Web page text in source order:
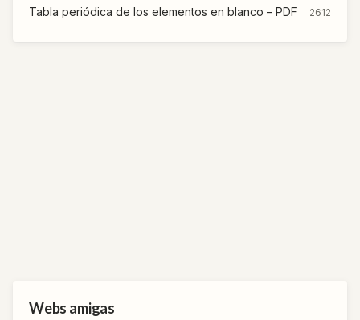
Tabla periódica de los elementos en blanco – PDF 2612
Webs amigas